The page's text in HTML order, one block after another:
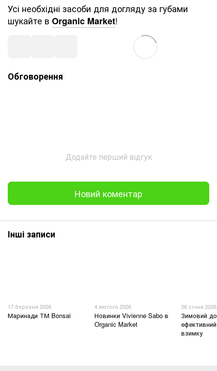
Усі необхідні засоби для догляду за губами
шукайте в Organic Market!
Обговорення
Додайте перший відгук
Новий коментар
Інші записи
17 березня 2026
Маринади ТМ Bonsai
4 лютого 2026
Новинки Vivienne Sabo в
Organic Market
26 січня 2026
Зимовий
взимку